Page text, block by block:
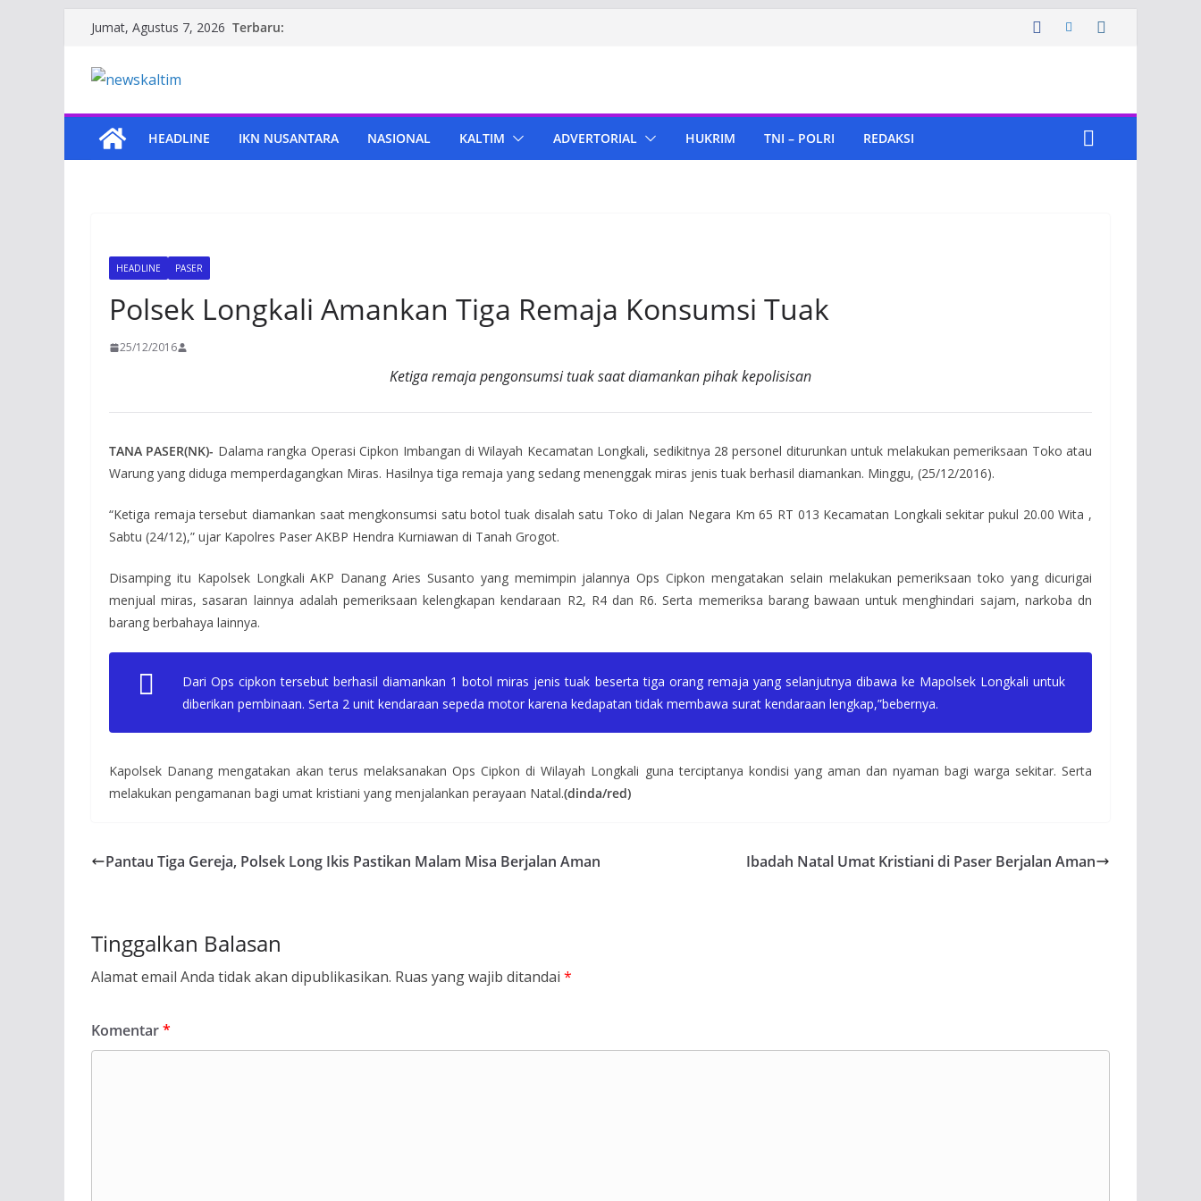
content
Jumat, Agustus 7, 2026 Terbaru:
HEADLINE IKN NUSANTARA NASIONAL KALTIM ADVERTORIAL HUKRIM TNI – POLRI REDAKSI
HEADLINE PASER
Polsek Longkali Amankan Tiga Remaja Konsumsi Tuak
25/12/2016
Ketiga remaja pengonsumsi tuak saat diamankan pihak kepolisisan
TANA PASER(NK)- Dalama rangka Operasi Cipkon Imbangan di Wilayah Kecamatan Longkali, sedikitnya 28 personel diturunkan untuk melakukan pemeriksaan Toko atau
Warung yang diduga memperdagangkan Miras. Hasilnya tiga remaja yang sedang menenggak miras jenis tuak berhasil diamankan. Minggu, (25/12/2016).
“Ketiga remaja tersebut diamankan saat mengkonsumsi satu botol tuak disalah satu Toko di Jalan Negara Km 65 RT 013 Kecamatan Longkali sekitar pukul 20.00 Wita ,
Sabtu (24/12),” ujar Kapolres Paser AKBP Hendra Kurniawan di Tanah Grogot.
Disamping itu Kapolsek Longkali AKP Danang Aries Susanto yang memimpin jalannya Ops Cipkon mengatakan selain melakukan pemeriksaan toko yang dicurigai
menjual miras, sasaran lainnya adalah pemeriksaan kelengkapan kendaraan R2, R4 dan R6. Serta memeriksa barang bawaan untuk menghindari sajam, narkoba dn
barang berbahaya lainnya.
Dari Ops cipkon tersebut berhasil diamankan 1 botol miras jenis tuak beserta tiga orang remaja yang selanjutnya dibawa ke Mapolsek Longkali untuk
diberikan pembinaan. Serta 2 unit kendaraan sepeda motor karena kedapatan tidak membawa surat kendaraan lengkap,”bebernya.
Kapolsek Danang mengatakan akan terus melaksanakan Ops Cipkon di Wilayah Longkali guna terciptanya kondisi yang aman dan nyaman bagi warga sekitar. Serta
melakukan pengamanan bagi umat kristiani yang menjalankan perayaan Natal.(dinda/red)
Pantau Tiga Gereja, Polsek Long Ikis Pastikan Malam Misa Berjalan Aman Ibadah Natal Umat Kristiani di Paser Berjalan Aman
Tinggalkan Balasan
Alamat email Anda tidak akan dipublikasikan. Ruas yang wajib ditandai *
Komentar*